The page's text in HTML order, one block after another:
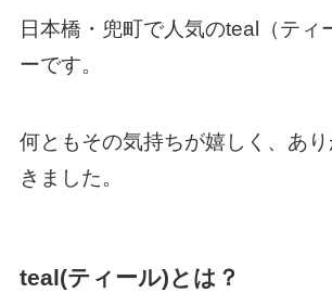
日本橋・兜町で人気のteal（ティ
ーです。
何ともその気持ちが嬉しく、あ
きました。
teal(ティール)とは？